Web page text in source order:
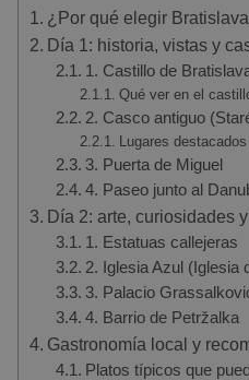
¿Por qué elegir
Día 1: historia, vistas y
1. Castillo de
Qué ver en el
2. Casco antiguo
Lugares destacados
3. Puerta de Miguel
4. Paseo junto al
Día 2: arte, curiosidades
1. Estatuas callejeras
2. Iglesia Azul (Iglesia
3. Palacio
4. Barrio de Petržalka
Gastronomía local y
Platos típicos que